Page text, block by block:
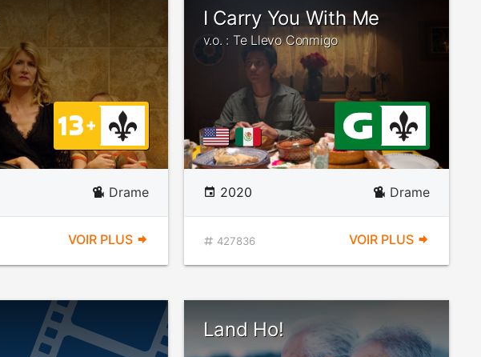
Drame
VOIR PLUS
I Carry You With Me
v.o. : Te Llevo Conmigo
2020 Drame
427836 VOIR PLUS
Land Ho!